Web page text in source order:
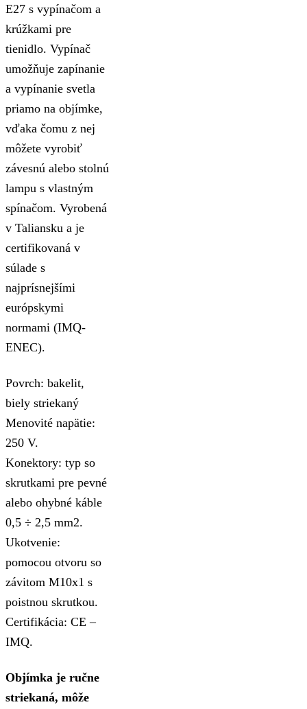
E27 s vypínačom a
krúžkami pre
tienidlo. Vypínač
umožňuje zapínanie
a vypínanie svetla
priamo na objímke,
vďaka čomu z nej
môžete vyrobiť
závesnú alebo stolnú
lampu s vlastným
spínačom. Vyrobená
v Taliansku a je
certifikovaná v
súlade s
najprísnejšími
európskymi
normami (IMQ-
ENEC).
Povrch: bakelit,
biely striekaný
Menovité napätie:
250 V.
Konektory: typ so
skrutkami pre pevné
alebo ohybné káble
0,5 ÷ 2,5 mm2.
Ukotvenie:
pomocou otvoru so
závitom M10x1 s
poistnou skrutkou.
Certifikácia: CE –
IMQ.
Objímka je ručne
striekaná, môže